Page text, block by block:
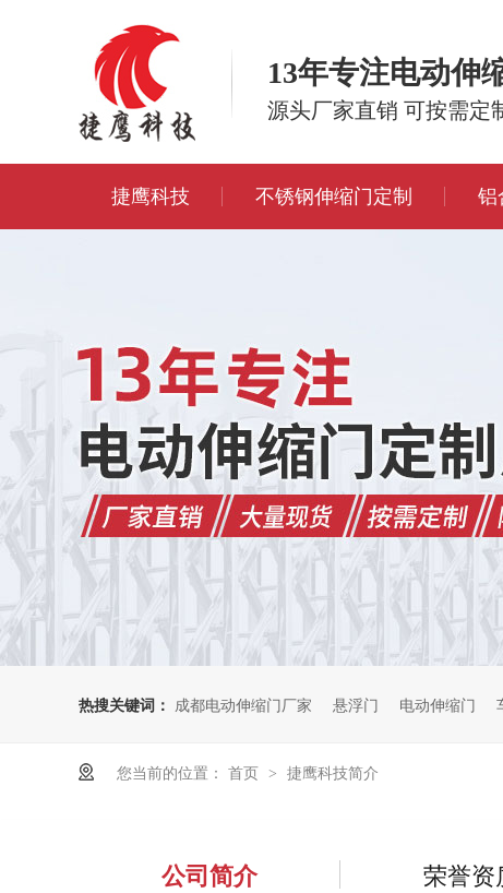
13年专注电动伸
源头厂家直销 可按需定
捷鹰科技 不锈钢伸缩门定制 铝
热搜关键词： 成都电动伸缩门厂家 悬浮门 电动伸缩门
您当前的位置： 首页 > 捷鹰科技简介
公司简介 荣誉资